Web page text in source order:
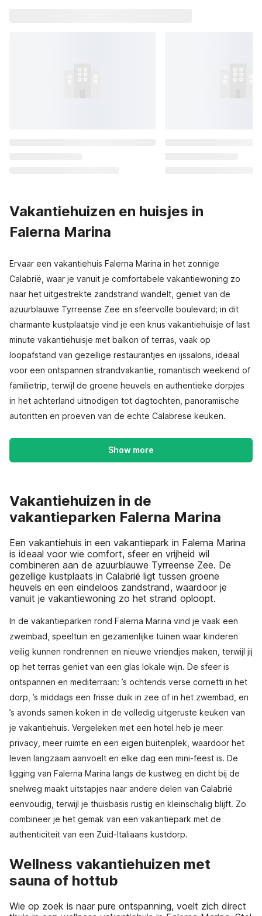
Vakantiehuizen en huisjes in
Falerna Marina
Ervaar een vakantiehuis Falerna Marina in het zonnige
Calabrië, waar je vanuit je comfortabele vakantiewoning zo
naar het uitgestrekte zandstrand wandelt, geniet van de
azuurblauwe Tyrreense Zee en sfeervolle boulevard; in dit
charmante kustplaatsje vind je een knus vakantiehuisje of last
minute vakantiehuisje met balkon of terras, vaak op
loopafstand van gezellige restaurantjes en ijssalons, ideaal
voor een ontspannen strandvakantie, romantisch weekend of
familietrip, terwijl de groene heuvels en authentieke dorpjes
in het achterland uitnodigen tot dagtochten, panoramische
autoritten en proeven van de echte Calabrese keuken.
Show more
Vakantiehuizen in de
vakantieparken Falerna Marina
Een vakantiehuis in een vakantiepark in Falerna Marina
is ideaal voor wie comfort, sfeer en vrijheid wil
combineren aan de azuurblauwe Tyrreense Zee. De
gezellige kustplaats in Calabrië ligt tussen groene
heuvels en een eindeloos zandstrand, waardoor je
vanuit je vakantiewoning zo het strand oploopt.
In de vakantieparken rond Falerna Marina vind je vaak een
zwembad, speeltuin en gezamenlijke tuinen waar kinderen
veilig kunnen rondrennen en nieuwe vriendjes maken, terwijl jij
op het terras geniet van een glas lokale wijn. De sfeer is
ontspannen en mediterraan: ’s ochtends verse cornetti in het
dorp, ’s middags een frisse duik in zee of in het zwembad, en
’s avonds samen koken in de volledig uitgeruste keuken van
je vakantiehuis. Vergeleken met een hotel heb je meer
privacy, meer ruimte en een eigen buitenplek, waardoor het
leven langzaam aanvoelt en elke dag een mini-feest is. De
ligging van Falerna Marina langs de kustweg en dicht bij de
snelweg maakt uitstapjes naar andere delen van Calabrië
eenvoudig, terwijl je thuisbasis rustig en kleinschalig blijft. Zo
combineer je het gemak van een vakantiepark met de
authenticiteit van een Zuid-Italiaans kustdorp.
Wellness vakantiehuizen met
sauna of hottub
Wie op zoek is naar pure ontspanning, voelt zich direct